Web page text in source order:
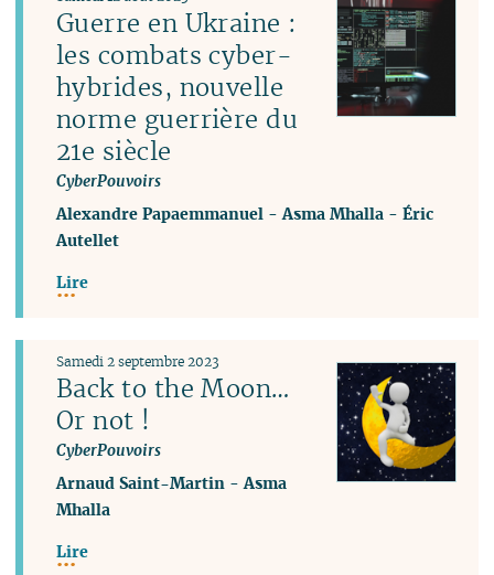
Guerre en Ukraine :
les combats cyber-
hybrides, nouvelle
norme guerrière du
21e siècle
CyberPouvoirs
Alexandre Papaemmanuel -Asma Mhalla -Éric
Autellet
Lire
Back to the Moon…
Or not !
CyberPouvoirs
Samedi 2 septembre 2023
Arnaud Saint-Martin -Asma
Mhalla
Lire